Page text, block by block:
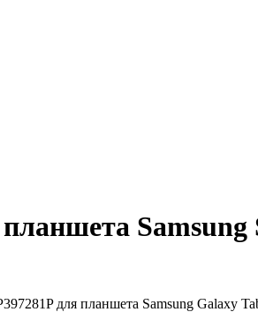
Samsung
для планшета Samsung